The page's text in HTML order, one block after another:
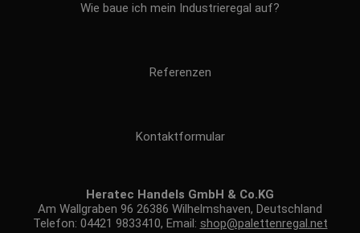
Wie baue ich mein Industrieregal auf?
Referenzen
Kontaktformular
Heratec Handels GmbH & Co.KG
Am Wallgraben 96 26386 Wilhelmshaven, Deutschland
Telefon: 04421 9833410, Email: shop@palettenregal.net